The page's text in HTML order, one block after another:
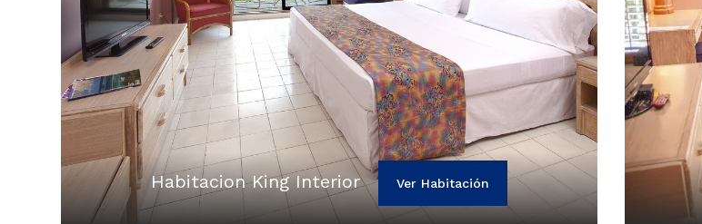
Habitacion King Interior Ver Habitación